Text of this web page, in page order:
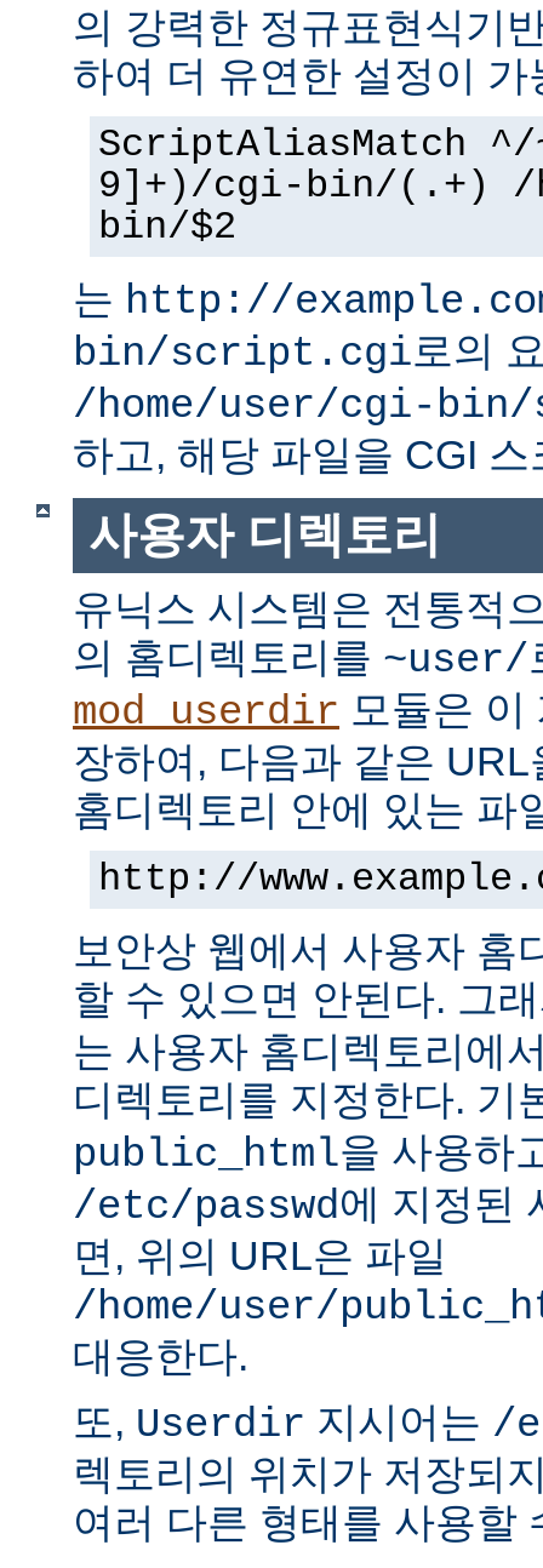
의 강력한 정규표현식기
하여 더 유연한 설정이
ScriptAliasMatch
9]+)/cgi-bin/(.+) /
bin/$2
는 http://
bin/script.cgi로의
/home/user/cgi-
하고, 해당 파일을 CGI
사용자 디렉토리
유닉스 시스템은 전통적
의 홈디렉토리를 ~user/
mod_userdir 모듈은
장하여, 다음과 같은
홈디렉토리 안에 있는 파
http://
보안상 웹에서 사용자 홈
할 수 있으면 안된다. 그
는 사용자 홈디렉토리에
디렉토리를 지정한다. 기
public_html을 사용하
/etc/passwd에 지정된
면, 위의 URL은 파일
/home/user/
대응한다.
또, Userdir 지시어는 /
렉토리의 위치가 저장되
여러 다른 형태를 사용할